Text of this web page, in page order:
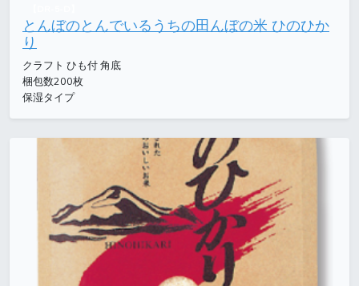
とんぼのとんでいるうちの田んぼの米 ひのひか
り
クラフト ひも付 角底
梱包数200枚
保湿タイプ